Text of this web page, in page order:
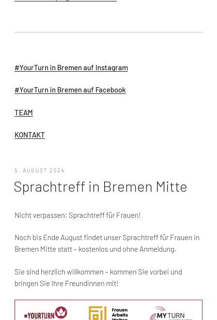
#YourTurn in Bremen auf Instagram
#YourTurn in Bremen auf Facebook
TEAM
KONTAKT
VERÖFFENTLICHT
5. AUGUST 2024
Sprachtreff in Bremen Mitte
Nicht verpassen: Sprachtreff für Frauen!
Noch bis Ende August findet unser Sprachtreff für Frauen in
Bremen Mitte statt – kostenlos und ohne Anmeldung.
Sie sind herzlich willkommen – kommen Sie vorbei und
bringen Sie Ihre Freundinnen mit!